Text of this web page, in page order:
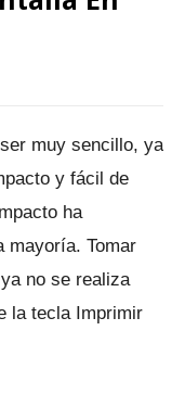
muy sencillo, ya
y fácil de
ha
mayoría. Tomar
no se realiza
la tecla Imprimir